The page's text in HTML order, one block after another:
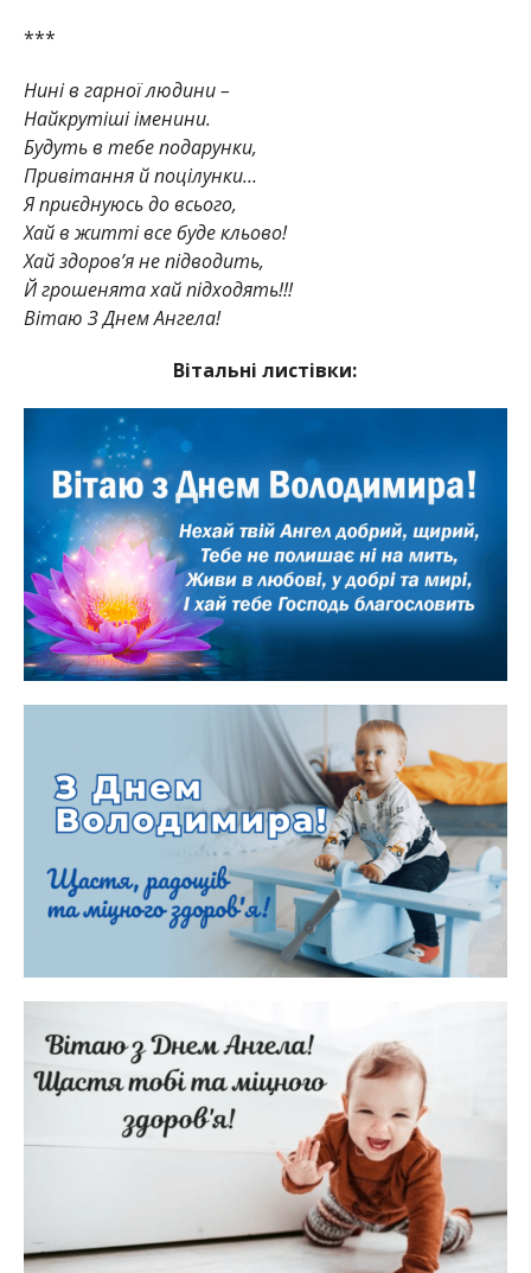
***
Нині в гарної людини –
Найкрутіші іменини.
Будуть в тебе подарунки,
Привітання й поцілунки…
Я приєднуюсь до всього,
Хай в житті все буде кльово!
Хай здоров’я не підводить,
Й грошенята хай підходять!!!
Вітаю З Днем Ангела!
Вітальні листівки: